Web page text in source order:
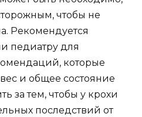
чтобы не
Рекомендуется
педиатру для
которые
и общее состояние
за тем, чтобы у крохи
последствий от